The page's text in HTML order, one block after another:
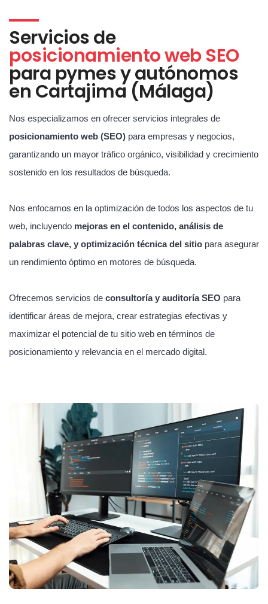
Servicios de
posicionamiento web SEO
para pymes y autónomos
en Cartajima (Málaga)
Nos especializamos en ofrecer servicios integrales de
posicionamiento web (SEO) para empresas y negocios,
garantizando un mayor tráfico orgánico, visibilidad y crecimiento
sostenido en los resultados de búsqueda.
Nos enfocamos en la optimización de todos los aspectos de tu
web, incluyendo mejoras en el contenido, análisis de
palabras clave, y optimización técnica del sitio para asegurar
un rendimiento óptimo en motores de búsqueda.
Ofrecemos servicios de consultoría y auditoría SEO para
identificar áreas de mejora, crear estrategias efectivas y
maximizar el potencial de tu sitio web en términos de
posicionamiento y relevancia en el mercado digital.